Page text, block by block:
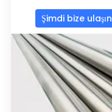
Şimdi bize ulaşın